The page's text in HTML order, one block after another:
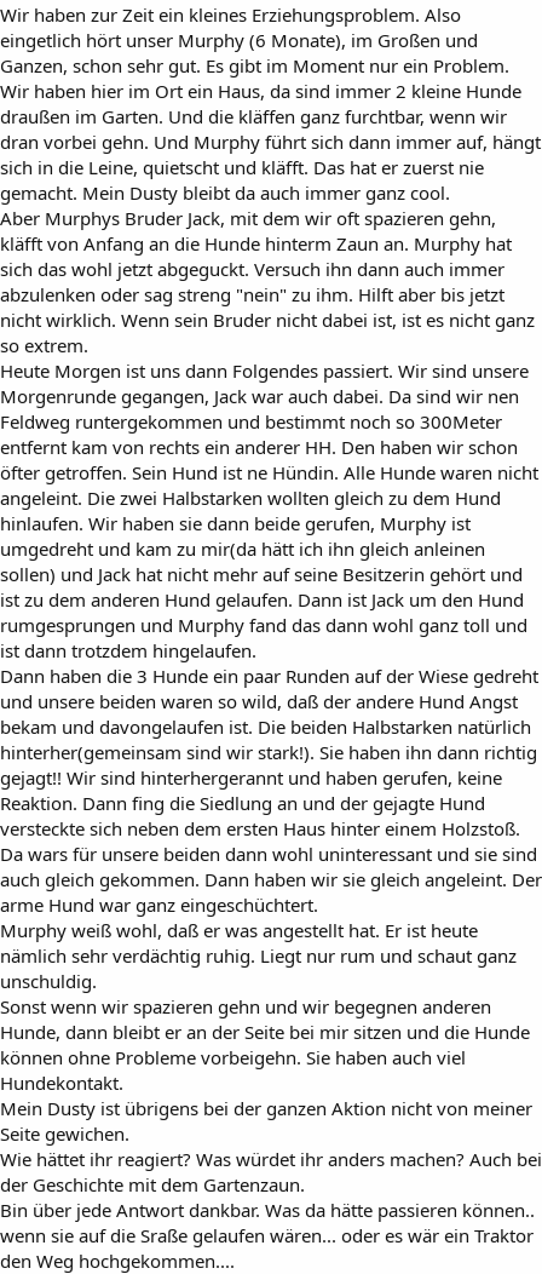
Wir haben zur Zeit ein kleines Erziehungsproblem. Also
eingetlich hört unser Murphy (6 Monate), im Großen und
Ganzen, schon sehr gut. Es gibt im Moment nur ein Problem.
Wir haben hier im Ort ein Haus, da sind immer 2 kleine Hunde
draußen im Garten. Und die kläffen ganz furchtbar, wenn wir
dran vorbei gehn. Und Murphy führt sich dann immer auf, hängt
sich in die Leine, quietscht und kläfft. Das hat er zuerst nie
gemacht. Mein Dusty bleibt da auch immer ganz cool.
Aber Murphys Bruder Jack, mit dem wir oft spazieren gehn,
kläfft von Anfang an die Hunde hinterm Zaun an. Murphy hat
sich das wohl jetzt abgeguckt. Versuch ihn dann auch immer
abzulenken oder sag streng "nein" zu ihm. Hilft aber bis jetzt
nicht wirklich. Wenn sein Bruder nicht dabei ist, ist es nicht ganz
so extrem.
Heute Morgen ist uns dann Folgendes passiert. Wir sind unsere
Morgenrunde gegangen, Jack war auch dabei. Da sind wir nen
Feldweg runtergekommen und bestimmt noch so 300Meter
entfernt kam von rechts ein anderer HH. Den haben wir schon
öfter getroffen. Sein Hund ist ne Hündin. Alle Hunde waren nicht
angeleint. Die zwei Halbstarken wollten gleich zu dem Hund
hinlaufen. Wir haben sie dann beide gerufen, Murphy ist
umgedreht und kam zu mir(da hätt ich ihn gleich anleinen
sollen) und Jack hat nicht mehr auf seine Besitzerin gehört und
ist zu dem anderen Hund gelaufen. Dann ist Jack um den Hund
rumgesprungen und Murphy fand das dann wohl ganz toll und
ist dann trotzdem hingelaufen.
Dann haben die 3 Hunde ein paar Runden auf der Wiese gedreht
und unsere beiden waren so wild, daß der andere Hund Angst
bekam und davongelaufen ist. Die beiden Halbstarken natürlich
hinterher(gemeinsam sind wir stark!). Sie haben ihn dann richtig
gejagt!! Wir sind hinterhergerannt und haben gerufen, keine
Reaktion. Dann fing die Siedlung an und der gejagte Hund
versteckte sich neben dem ersten Haus hinter einem Holzstoß.
Da wars für unsere beiden dann wohl uninteressant und sie sind
auch gleich gekommen. Dann haben wir sie gleich angeleint. Der
arme Hund war ganz eingeschüchtert.
Murphy weiß wohl, daß er was angestellt hat. Er ist heute
nämlich sehr verdächtig ruhig. Liegt nur rum und schaut ganz
unschuldig.
Sonst wenn wir spazieren gehn und wir begegnen anderen
Hunde, dann bleibt er an der Seite bei mir sitzen und die Hunde
können ohne Probleme vorbeigehn. Sie haben auch viel
Hundekontakt.
Mein Dusty ist übrigens bei der ganzen Aktion nicht von meiner
Seite gewichen.
Wie hättet ihr reagiert? Was würdet ihr anders machen? Auch bei
der Geschichte mit dem Gartenzaun.
Bin über jede Antwort dankbar. Was da hätte passieren können..
wenn sie auf die Sraße gelaufen wären... oder es wär ein Traktor
den Weg hochgekommen....